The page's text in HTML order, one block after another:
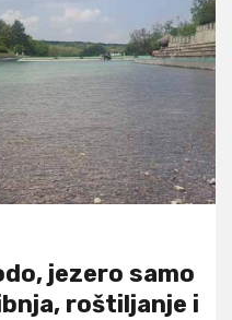
jezero samo
roštiljanje i